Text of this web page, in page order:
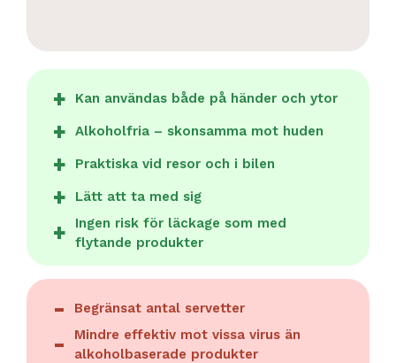
Kan användas både på händer och ytor
Alkoholfria – skonsamma mot huden
Praktiska vid resor och i bilen
Lätt att ta med sig
Ingen risk för läckage som med
flytande produkter
Begränsat antal servetter
Mindre effektiv mot vissa virus än
alkoholbaserade produkter